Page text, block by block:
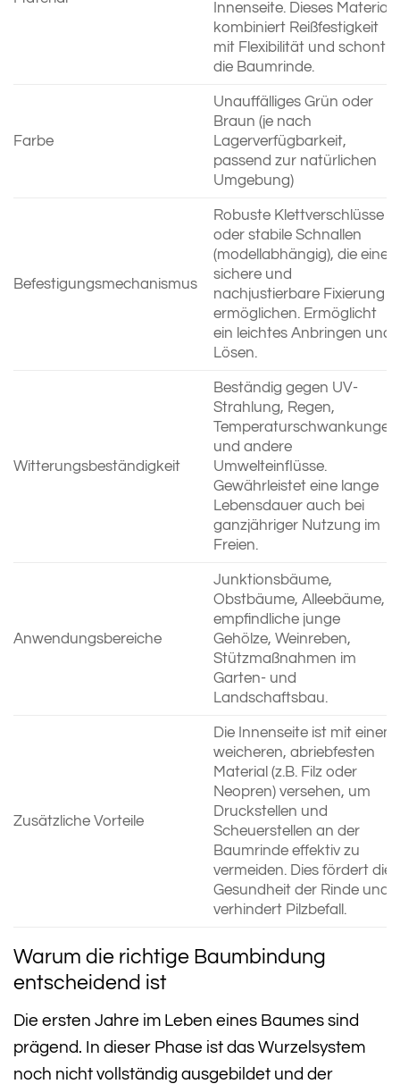
Innenseite. Dieses Material
kombiniert Reißfestigkeit
mit Flexibilität und schont
die Baumrinde.
Farbe
Unauffälliges Grün oder
Braun (je nach
Lagerverfügbarkeit,
passend zur natürlichen
Umgebung)
Befestigungsmechanismus
Robuste Klettverschlüsse
oder stabile Schnallen
(modellabhängig), die eine
sichere und
nachjustierbare Fixierung
ermöglichen. Ermöglicht
ein leichtes Anbringen und
Lösen.
Witterungsbeständigkeit
Beständig gegen UV-
Strahlung, Regen,
Temperaturschwankungen
und andere
Umwelteinflüsse.
Gewährleistet eine lange
Lebensdauer auch bei
ganzjähriger Nutzung im
Freien.
Anwendungsbereiche
Junktionsbäume,
Obstbäume, Alleebäume,
empfindliche junge
Gehölze, Weinreben,
Stützmaßnahmen im
Garten- und
Landschaftsbau.
Zusätzliche Vorteile
Die Innenseite ist mit einem
weicheren, abriebfesten
Material (z.B. Filz oder
Neopren) versehen, um
Druckstellen und
Scheuerstellen an der
Baumrinde effektiv zu
vermeiden. Dies fördert die
Gesundheit der Rinde und
verhindert Pilzbefall.
Warum die richtige Baumbindung
entscheidend ist
Die ersten Jahre im Leben eines Baumes sind
prägend. In dieser Phase ist das Wurzelsystem
noch nicht vollständig ausgebildet und der